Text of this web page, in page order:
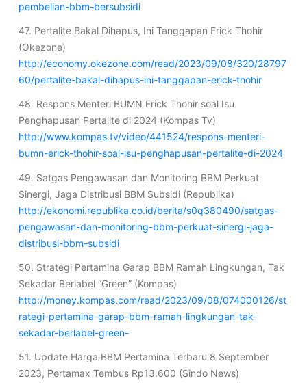
pembelian-bbm-bersubsidi
47. Pertalite Bakal Dihapus, Ini Tanggapan Erick Thohir
(Okezone)
http://economy.okezone.com/read/2023/09/08/320/28797
60/pertalite-bakal-dihapus-ini-tanggapan-erick-thohir
48. Respons Menteri BUMN Erick Thohir soal Isu
Penghapusan Pertalite di 2024 (Kompas Tv)
http://www.kompas.tv/video/441524/respons-menteri-
bumn-erick-thohir-soal-isu-penghapusan-pertalite-di-2024
49. Satgas Pengawasan dan Monitoring BBM Perkuat
Sinergi, Jaga Distribusi BBM Subsidi (Republika)
http://ekonomi.republika.co.id/berita/s0q380490/satgas-
pengawasan-dan-monitoring-bbm-perkuat-sinergi-jaga-
distribusi-bbm-subsidi
50. Strategi Pertamina Garap BBM Ramah Lingkungan, Tak
Sekadar Berlabel “Green” (Kompas)
http://money.kompas.com/read/2023/09/08/074000126/st
rategi-pertamina-garap-bbm-ramah-lingkungan-tak-
sekadar-berlabel-green-
51. Update Harga BBM Pertamina Terbaru 8 September
2023, Pertamax Tembus Rp13.600 (Sindo News)